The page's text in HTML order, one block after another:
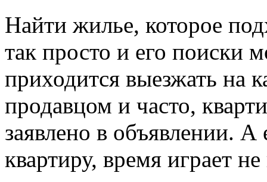
Найти жилье, которое
так просто и его поиски
приходится выезжать на
продавцом и часто,
заявлено в объявлении.
квартиру, время играет